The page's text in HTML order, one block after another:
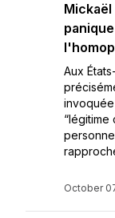
Mickaël
Aux
invoquée
“légitime
October